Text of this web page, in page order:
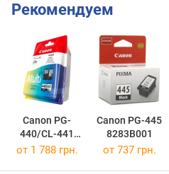
Рекомендуем
Canon PG-
440/CL-441
MULTI
Canon PG-445
8283B001
от 1 788 грн. от 737 грн.